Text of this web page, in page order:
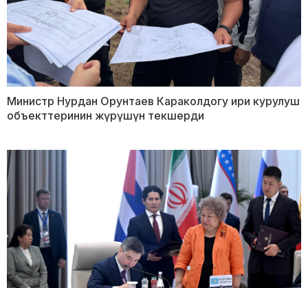
Министр Нурдан Орунтаев Караколдогу ири курулуш
объекттеринин жүрүшүн текшерди